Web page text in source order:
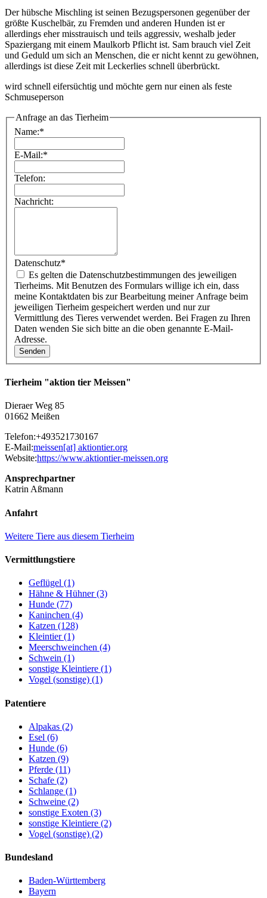
Der hübsche Mischling ist seinen Bezugspersonen gegenüber der
größte Kuschelbär, zu Fremden und anderen Hunden ist er
allerdings eher misstrauisch und teils aggressiv, weshalb jeder
Spaziergang mit einem Maulkorb Pflicht ist. Sam brauch viel Zeit
und Geduld um sich an Menschen, die er nicht kennt zu gewöhnen,
allerdings ist diese Zeit mit Leckerlies schnell überbrückt.
wird schnell eifersüchtig und möchte gern nur einen als feste
Schmuseperson
Anfrage an das Tierheim
Name:*
E-Mail:*
Telefon:
Nachricht:
Datenschutz*
Tierheims. Mit Benutzen des Formulars willige ich ein, dass
meine Kontaktdaten bis zur Bearbeitung meiner Anfrage beim
jeweiligen Tierheim gespeichert werden und nur zur
Vermittlung des Tieres verwendet werden. Bei Fragen zu Ihren
Daten wenden Sie sich bitte an die oben genannte E-Mail-
Adresse.
Tierheim "aktion tier Meissen"
Dieraer Weg 85
01662 Meißen
Telefon:+493521730167
E-Mail:meissen[at] aktiontier.org
Website:https://www.aktiontier-meissen.org
Ansprechpartner
Katrin Aßmann
Anfahrt
Weitere Tiere aus diesem Tierheim
Vermittlungstiere
Geflügel (1)
Hähne & Hühner (3)
Hunde (77)
Kaninchen (4)
Katzen (128)
Kleintier (1)
Meerschweinchen (4)
Schwein (1)
sonstige Kleintiere (1)
Vogel (sonstige) (1)
Patentiere
Alpakas (2)
Esel (6)
Hunde (6)
Katzen (9)
Pferde (11)
Schafe (2)
Schlange (1)
Schweine (2)
sonstige Exoten (3)
sonstige Kleintiere (2)
Vogel (sonstige) (2)
Bundesland
Baden-Württemberg
Bayern